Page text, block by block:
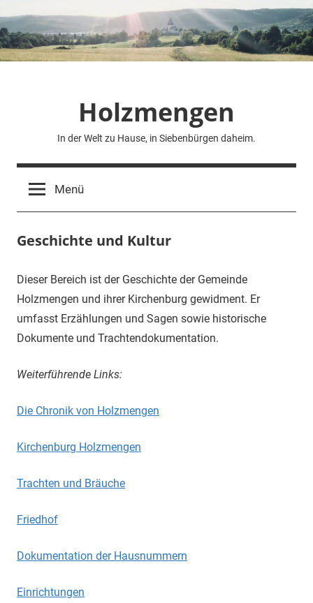
Inhalt
springen
Holzmengen
In der Welt zu Hause, in Siebenbürgen daheim.
Menü
Geschichte und Kultur
Dieser Bereich ist der Geschichte der Gemeinde
Holzmengen und ihrer Kirchenburg gewidment. Er
umfasst Erzählungen und Sagen sowie historische
Dokumente und Trachtendokumentation.
Weiterführende Links:
Die Chronik von Holzmengen
Kirchenburg Holzmengen
Trachten und Bräuche
Friedhof
Dokumentation der Hausnummern
Einrichtungen